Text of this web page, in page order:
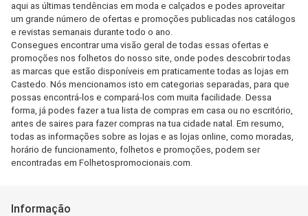
aqui as últimas tendências em moda e calçados e podes aproveitar
um grande número de ofertas e promoções publicadas nos catálogos
e revistas semanais durante todo o ano.
Consegues encontrar uma visão geral de todas essas ofertas e
promoções nos folhetos do nosso site, onde podes descobrir todas
as marcas que estão disponíveis em praticamente todas as lojas em
Castedo. Nós mencionamos isto em categorias separadas, para que
possas encontrá-los e compará-los com muita facilidade. Dessa
forma, já podes fazer a tua lista de compras em casa ou no escritório,
antes de saires para fazer compras na tua cidade natal. Em resumo,
todas as informações sobre as lojas e as lojas online, como moradas,
horário de funcionamento, folhetos e promoções, podem ser
encontradas em Folhetospromocionais.com.
Informação